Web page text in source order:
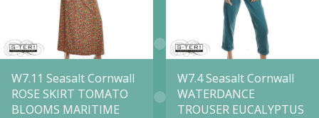
kan
gekozen
worden
op
de
gekozen
worden
op
de
W7.11 Seasalt Cornwall
ROSE SKIRT TOMATO
BLOOMS MARITIME
W7.4 Seasalt Cornwall
WATERDANCE
TROUSER EUCALYPTUS